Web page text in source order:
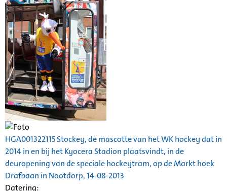
HGA001322115 Stockey, de mascotte van het WK hockey dat in
2014 in en bij het Kyocera Stadion plaatsvindt, in de
deuropening van de speciale hockeytram, op de Markt hoek
Drafbaan in Nootdorp, 14-08-2013
Datering: